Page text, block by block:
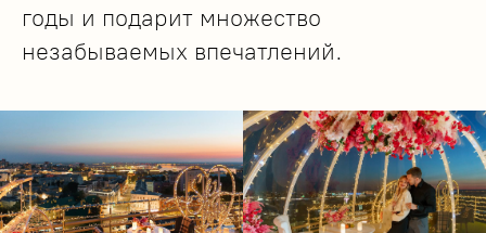
годы и подарит множество
незабываемых впечатлений.